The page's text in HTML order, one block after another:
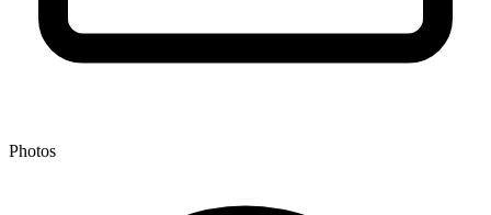
Photos